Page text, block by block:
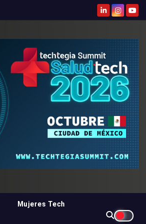
Mujeres Tech